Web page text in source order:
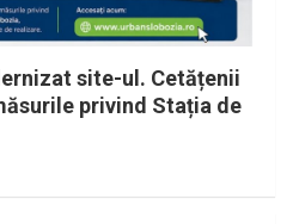
site-ul. Cetățenii
privind Stația de